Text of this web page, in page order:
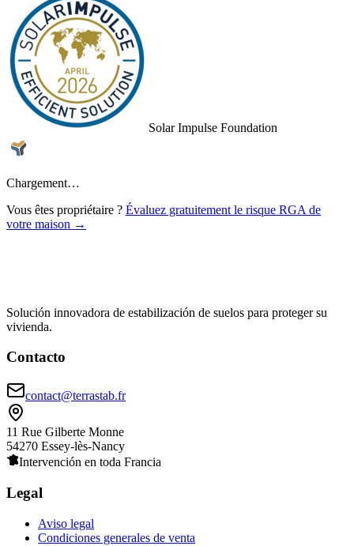
Solar Impulse Foundation
Chargement…
Vous êtes propriétaire ? Évaluez gratuitement le risque RGA de
votre maison →
Solución innovadora de estabilización de suelos para proteger su
vivienda.
Contacto
contact@terrastab.fr
11 Rue Gilberte Monne
54270 Essey-lès-Nancy
Intervención en toda Francia
Legal
Aviso legal
Condiciones generales de venta